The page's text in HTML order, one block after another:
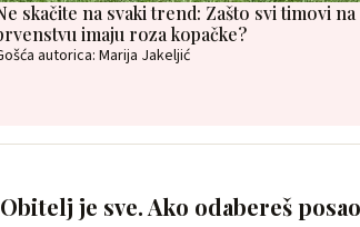
skačite na svaki trend: Zašto svi timovi na
imaju roza kopačke?
autorica: Marija Jakeljić
je sve. Ako odabereš